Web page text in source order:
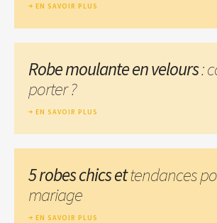
EN SAVOIR PLUS
Robe moulante en velours:
porter ?
EN SAVOIR PLUS
5 robes chics ettendances
mariage
EN SAVOIR PLUS